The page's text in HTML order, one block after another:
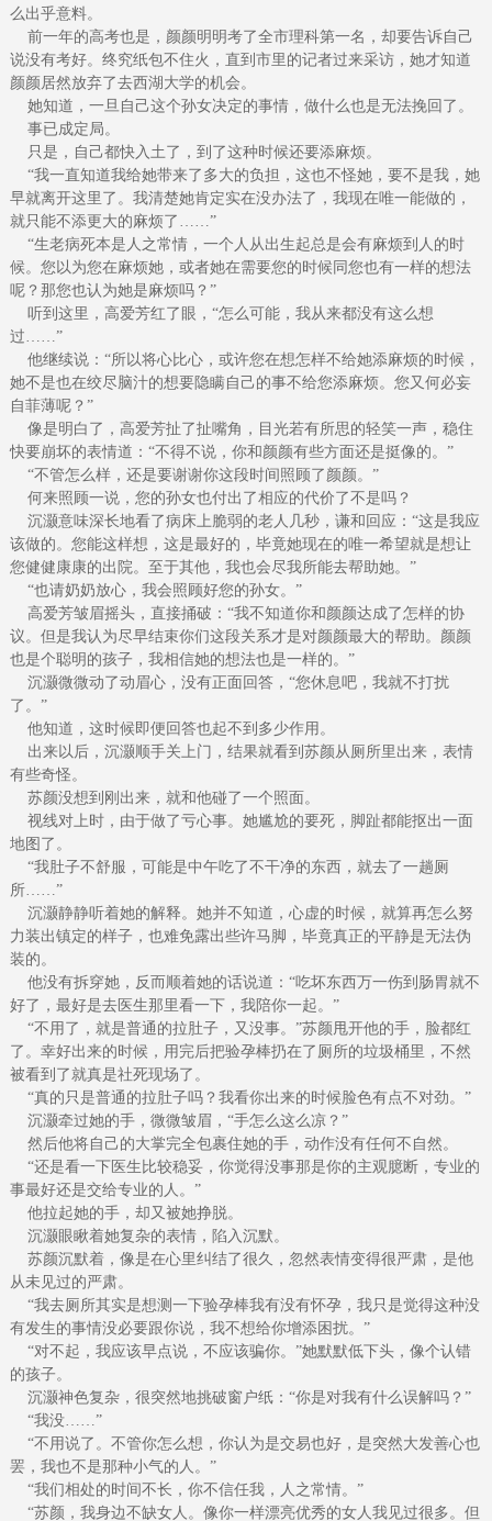
么出乎意料。
前一年的高考也是，颜颜明明考了全市理科第一名，却要告诉自己
说没有考好。终究纸包不住火，直到市里的记者过来采访，她才知道
颜颜居然放弃了去西湖大学的机会。
她知道，一旦自己这个孙女决定的事情，做什么也是无法挽回了。
事已成定局。
只是，自己都快入土了，到了这种时候还要添麻烦。
“我一直知道我给她带来了多大的负担，这也不怪她，要不是我，她
早就离开这里了。我清楚她肯定实在没办法了，我现在唯一能做的，
就只能不添更大的麻烦了……”
“生老病死本是人之常情，一个人从出生起总是会有麻烦到人的时
候。您以为您在麻烦她，或者她在需要您的时候同您也有一样的想法
呢？那您也认为她是麻烦吗？”
听到这里，高爱芳红了眼，“怎么可能，我从来都没有这么想
过……”
他继续说：“所以将心比心，或许您在想怎样不给她添麻烦的时候，
她不是也在绞尽脑汁的想要隐瞒自己的事不给您添麻烦。您又何必妄
自菲薄呢？”
像是明白了，高爱芳扯了扯嘴角，目光若有所思的轻笑一声，稳住
快要崩坏的表情道：“不得不说，你和颜颜有些方面还是挺像的。”
“不管怎么样，还是要谢谢你这段时间照顾了颜颜。”
何来照顾一说，您的孙女也付出了相应的代价了不是吗？
沉灏意味深长地看了病床上脆弱的老人几秒，谦和回应：“这是我应
该做的。您能这样想，这是最好的，毕竟她现在的唯一希望就是想让
您健健康康的出院。至于其他，我也会尽我所能去帮助她。”
“也请奶奶放心，我会照顾好您的孙女。”
高爱芳皱眉摇头，直接捅破：“我不知道你和颜颜达成了怎样的协
议。但是我认为尽早结束你们这段关系才是对颜颜最大的帮助。颜颜
也是个聪明的孩子，我相信她的想法也是一样的。”
沉灏微微动了动眉心，没有正面回答，“您休息吧，我就不打扰
了。”
他知道，这时候即便回答也起不到多少作用。
出来以后，沉灏顺手关上门，结果就看到苏颜从厕所里出来，表情
有些奇怪。
苏颜没想到刚出来，就和他碰了一个照面。
视线对上时，由于做了亏心事。她尴尬的要死，脚趾都能抠出一面
地图了。
“我肚子不舒服，可能是中午吃了不干净的东西，就去了一趟厕
所……”
沉灏静静听着她的解释。她并不知道，心虚的时候，就算再怎么努
力装出镇定的样子，也难免露出些许马脚，毕竟真正的平静是无法伪
装的。
他没有拆穿她，反而顺着她的话说道：“吃坏东西万一伤到肠胃就不
好了，最好是去医生那里看一下，我陪你一起。”
“不用了，就是普通的拉肚子，又没事。”苏颜甩开他的手，脸都红
了。幸好出来的时候，用完后把验孕棒扔在了厕所的垃圾桶里，不然
被看到了就真是社死现场了。
“真的只是普通的拉肚子吗？我看你出来的时候脸色有点不对劲。”
沉灏牵过她的手，微微皱眉，“手怎么这么凉？”
然后他将自己的大掌完全包裹住她的手，动作没有任何不自然。
“还是看一下医生比较稳妥，你觉得没事那是你的主观臆断，专业的
事最好还是交给专业的人。”
他拉起她的手，却又被她挣脱。
沉灏眼瞅着她复杂的表情，陷入沉默。
苏颜沉默着，像是在心里纠结了很久，忽然表情变得很严肃，是他
从未见过的严肃。
“我去厕所其实是想测一下验孕棒我有没有怀孕，我只是觉得这种没
有发生的事情没必要跟你说，我不想给你增添困扰。”
“对不起，我应该早点说，不应该骗你。”她默默低下头，像个认错
的孩子。
沉灏神色复杂，很突然地挑破窗户纸：“你是对我有什么误解吗？”
“我没……”
“不用说了。不管你怎么想，你认为是交易也好，是突然大发善心也
罢，我也不是那种小气的人。”
“我们相处的时间不长，你不信任我，人之常情。”
“苏颜，我身边不缺女人。像你一样漂亮优秀的女人我见过很多。但